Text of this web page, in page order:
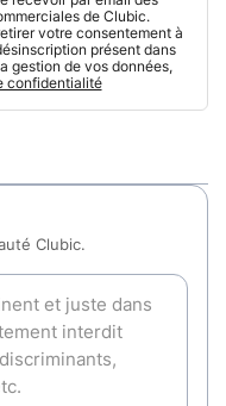
de Clubic.
votre consentement à
présent dans
gestion de vos données,
confidentialité
Clubic.